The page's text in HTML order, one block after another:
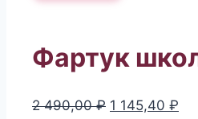
Фартук
2 490,00₽ 1 145,40 ₽